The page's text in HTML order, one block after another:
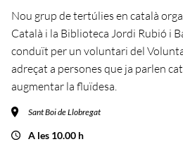
Nou grup de tertúlies en català
Català i la Biblioteca Jordi Rubió i
conduït per un voluntari del
adreçat a persones que ja parlen
augmentar la fluïdesa.
Sant Boi de Llobregat
A les 10.00 h